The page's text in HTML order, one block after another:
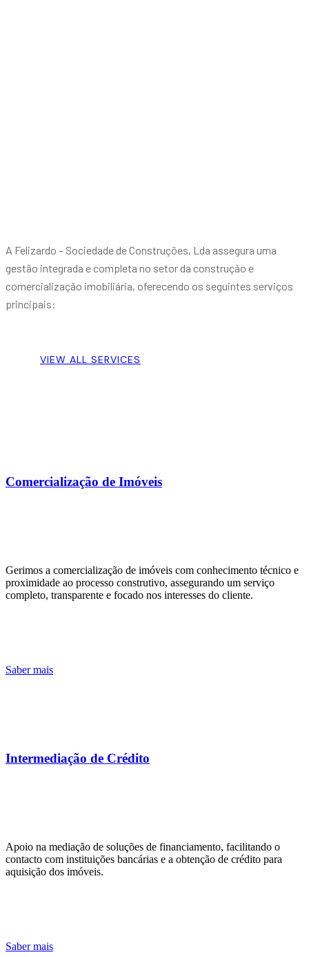
A Felizardo – Sociedade de Construções, Lda assegura uma
gestão integrada e completa no setor da construção e
comercialização imobiliária, oferecendo os seguintes serviços
principais:
VIEW ALL SERVICES
Comercialização de Imóveis
Gerimos a comercialização de imóveis com conhecimento técnico e
proximidade ao processo construtivo, assegurando um serviço
completo, transparente e focado nos interesses do cliente.
Saber mais
Intermediação de Crédito
Apoio na mediação de soluções de financiamento, facilitando o
contacto com instituições bancárias e a obtenção de crédito para
aquisição dos imóveis.
Saber mais